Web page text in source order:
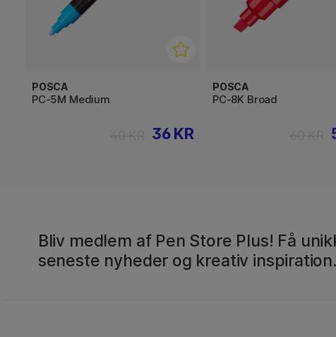
POSCA
PC-5M Medium
36 KR
POSCA
PC-8K Broad
Bliv medlem af Pen Store Plus! Få
seneste nyheder og kreativ inspiration.